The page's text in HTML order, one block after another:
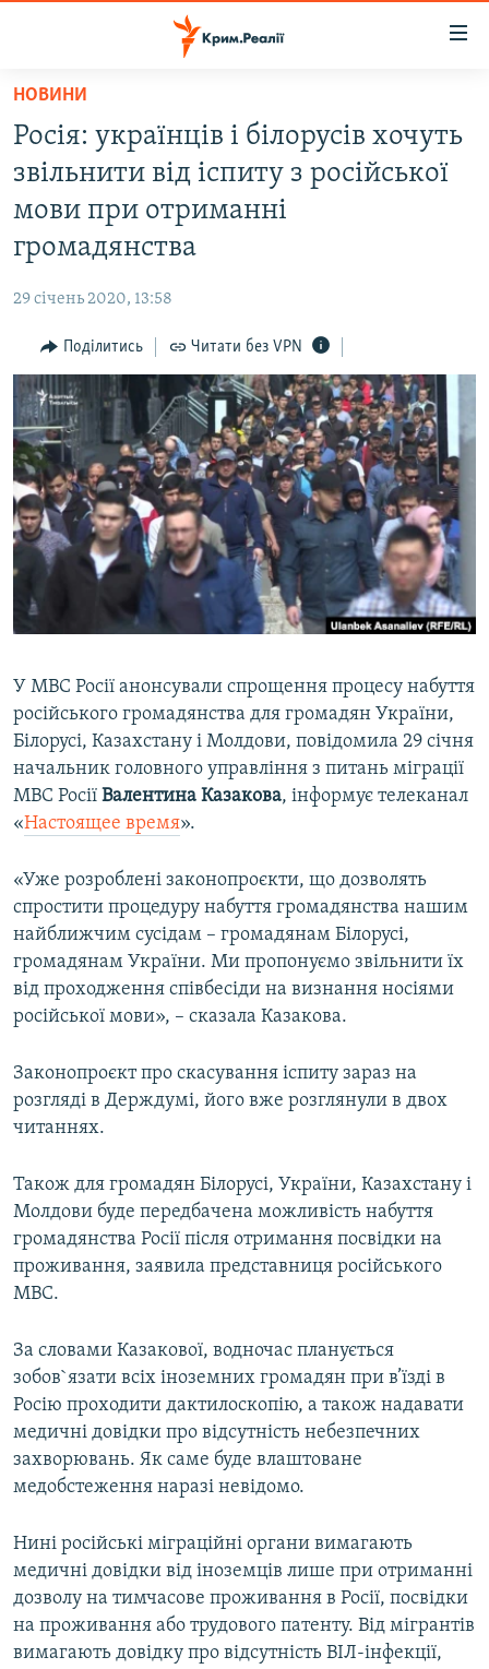
Перейти
основного
матеріалу
до
основної
Перейти
пошуку
ВОДА.КРИМ
ІНТЕРВ'Ю
ВСЕ ЗА ДЕНЬ
СПЕЦПРОЕКТИ
ДЕПОРТАЦІЯ
ВІДЕОУРОКИ «ELIFBE»
СВІДЧЕННЯ ОКУПАЦІЇ
УКРАЇНСЬКА ПРОБЛЕМА КРИМУ
ЯК ОБІЙТИ БЛОКУВАННЯ
Русский
Qırımtatar
Усі сайти RFE/RL
НОВИНИ
Росія: українців і білорусів хочуть
звільнити від іспиту з російської
мови при отриманні
громадянства
29 січень 2020, 13:58
Поділитись Читати без VPN
У МВС Росії анонсували спрощення процесу набуття
російського громадянства для громадян України,
Білорусі, Казахстану і Молдови, повідомила 29 січня
начальник головного управління з питань міграції
МВС Росії Валентина Казакова, інформує телеканал
«Настоящее время».
«Уже розроблені законопроєкти, що дозволять
спростити процедуру набуття громадянства нашим
найближчим сусідам – громадянам Білорусі,
громадянам України. Ми пропонуємо звільнити їх
від проходження співбесіди на визнання носіями
російської мови», – сказала Казакова.
Законопроєкт про скасування іспиту зараз на
розгляді в Держдумі, його вже розглянули в двох
читаннях.
Також для громадян Білорусі, України, Казахстану і
Молдови буде передбачена можливість набуття
громадянства Росії після отримання посвідки на
проживання, заявила представниця російського
МВС.
За словами Казакової, водночас планується
зобов`язати всіх іноземних громадян при в’їзді в
Росію проходити дактилоскопію, а також надавати
медичні довідки про відсутність небезпечних
захворювань. Як саме буде влаштоване
медобстеження наразі невідомо.
Нині російські міграційні органи вимагають
медичні довідки від іноземців лише при отриманні
дозволу на тимчасове проживання в Росії, посвідки
на проживання або трудового патенту. Від мігрантів
вимагають довідку про відсутність ВІЛ-інфекції,